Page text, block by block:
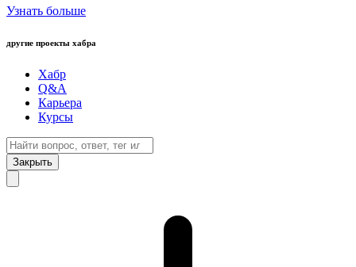
Узнать больше
другие проекты хабра
Хабр
Q&A
Карьера
Курсы
Закрыть